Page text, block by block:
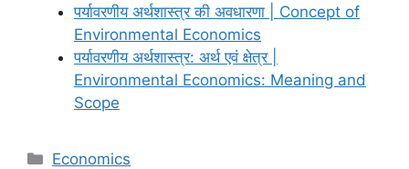
पर्यावरणीय अर्थशास्त्र की अवधारणा | Concept of
Environmental Economics
पर्यावरणीय अर्थशास्त्र: अर्थ एवं क्षेत्र |
Environmental Economics: Meaning and
Scope
Categories
Economics